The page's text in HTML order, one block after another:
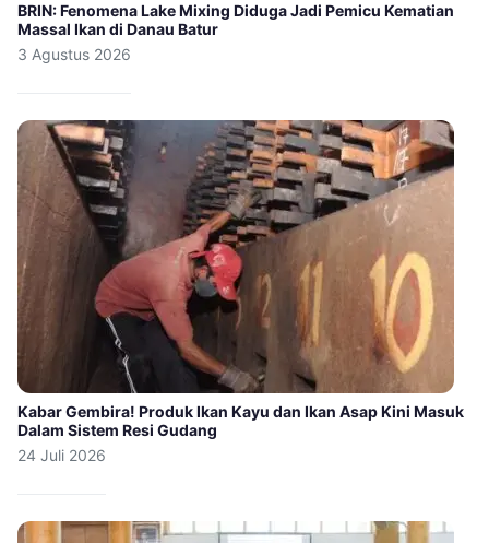
BRIN: Fenomena Lake Mixing Diduga Jadi Pemicu Kematian
Massal Ikan di Danau Batur
3 Agustus 2026
Kabar Gembira! Produk Ikan Kayu dan Ikan Asap Kini Masuk
Dalam Sistem Resi Gudang
24 Juli 2026